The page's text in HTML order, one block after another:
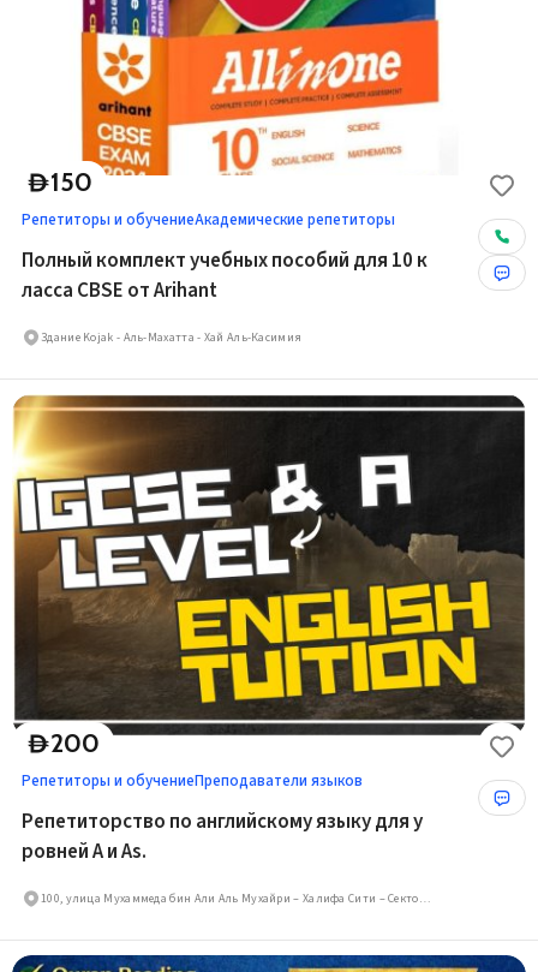
D150
Репетиторы и обучениеАкадемические репетиторы
Полный комплект учебных пособий для 10 к
ласса CBSE от Arihant
Здание Kojak - Аль-Махатта - Хай Аль-Касимия
D200
Репетиторы и обучениеПреподаватели языков
Репетиторство по английскому языку для у
ровней A и As.
100, улица Мухаммеда бин Али Аль Мухайри – Халифа Сити – Сектор 32 – Абу-Даби – Объединённые Арабские Эмираты